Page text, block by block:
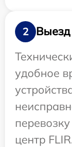
2
Выезд
удобное
центр